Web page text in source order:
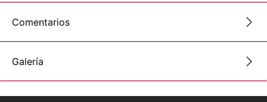
Comentarios
Galería